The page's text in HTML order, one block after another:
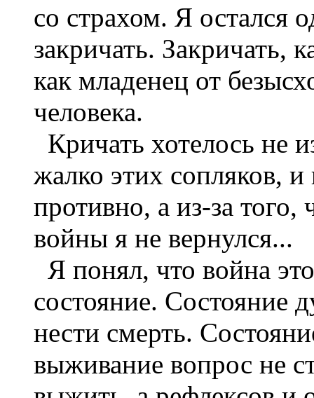
со страхом. Я остался
закричать. Закричать,
как младенец от
человека.
Кричать хотелось не
жалко этих сопляков, и
противно, а из-за того,
войны я не вернулся...
Я понял, что война
состояние. Состояние
нести смерть.
выживание вопрос не